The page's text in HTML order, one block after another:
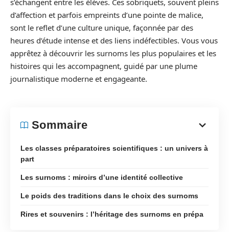
s’échangent entre les élèves. Ces sobriquets, souvent pleins
d’affection et parfois empreints d’une pointe de malice,
sont le reflet d’une culture unique, façonnée par des
heures d’étude intense et des liens indéfectibles. Vous vous
apprêtez à découvrir les surnoms les plus populaires et les
histoires qui les accompagnent, guidé par une plume
journalistique moderne et engageante.
Sommaire
Les classes préparatoires scientifiques : un univers à
part
Les surnoms : miroirs d’une identité collective
Le poids des traditions dans le choix des surnoms
Rires et souvenirs : l’héritage des surnoms en prépa